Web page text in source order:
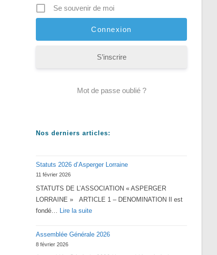
Se souvenir de moi
S’inscrire
Mot de passe oublié ?
Nos derniers articles:
Statuts 2026 d’Asperger Lorraine
11 février 2026
STATUTS DE L’ASSOCIATION « ASPERGER
LORRAINE » ARTICLE 1 – DENOMINATION Il est
fondé… Lire la suite:
2026
Assemblée Générale 2026
8 février 2026